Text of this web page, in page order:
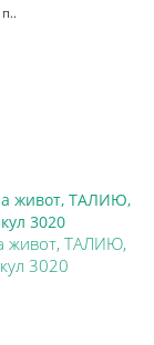
живот, ТАЛИЮ,
3020